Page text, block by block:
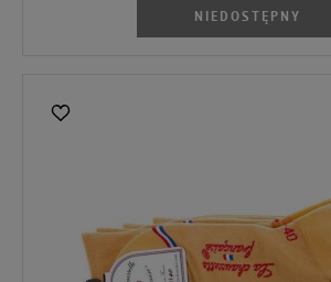
NIEDOSTĘPNY